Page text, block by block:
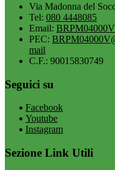
Via Madonna del
Tel: 080 4448085
Email:
PEC:
mail
C.F.: 90015830749
Seguici su
Facebook
Youtube
Instagram
Sezione Link Utili